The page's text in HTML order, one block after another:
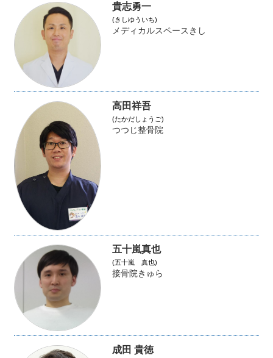
貴志勇一
(きしゆういち)
メディカルスペースきし
高田祥吾
(たかだしょうご)
つつじ整骨院
五十嵐真也
(五十嵐 真也)
接骨院きゅら
成田 貴徳